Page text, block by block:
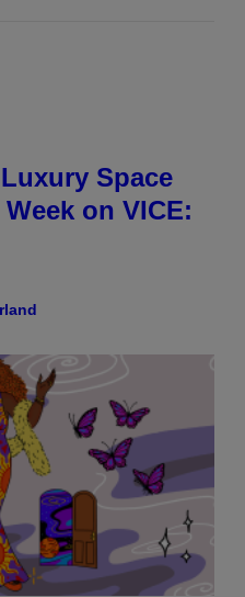
Space
on VICE: